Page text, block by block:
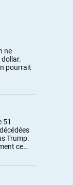
ne
pourrait
51
Trump.
ce